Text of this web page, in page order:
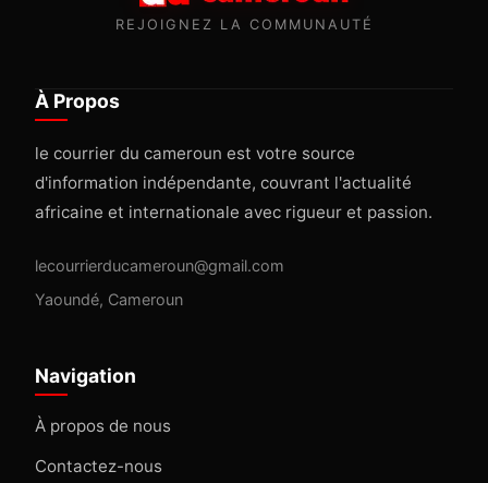
REJOIGNEZ LA COMMUNAUTÉ
À Propos
le courrier du cameroun est votre source
d'information indépendante, couvrant l'actualité
africaine et internationale avec rigueur et passion.
lecourrierducameroun@gmail.com
Yaoundé, Cameroun
Navigation
À propos de nous
Contactez-nous